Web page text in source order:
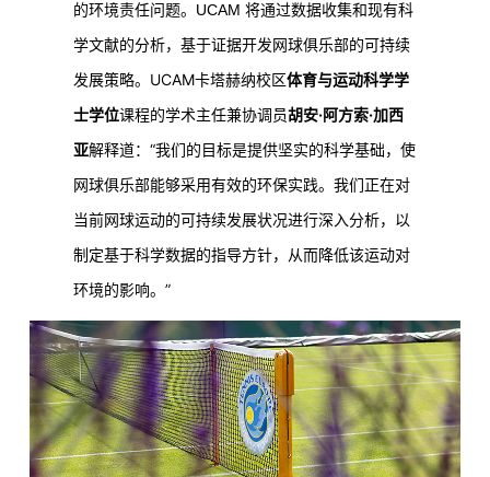
的环境责任问题。UCAM 将通过数据收集和现有科
学文献的分析，基于证据开发网球俱乐部的可持续
发展策略。 UCAM卡塔赫纳校区体育与运动科学学
士学位课程的学术主任兼协调员胡安·阿方索·加西
亚解释道：“我们的目标是提供坚实的科学基础，使
网球俱乐部能够采用有效的环保实践。我们正在对
当前网球运动的可持续发展状况进行深入分析，以
制定基于科学数据的指导方针，从而降低该运动对
环境的影响。”